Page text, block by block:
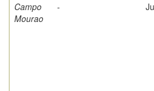
Campo
Mourao
-